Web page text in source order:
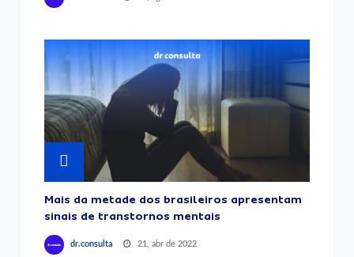
Mais da metade dos brasileiros apresentam
sinais de transtornos mentais
dr.consulta 21, abr de 2022